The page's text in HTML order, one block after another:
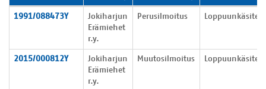
Yhdistyksen ilmoitukset
1991/088473Y
Jokiharjun
Erämiehet
r.y.
Perusilmoitus
2015/000812Y
Jokiharjun
Erämiehet
r.y.
Muutosilmoitus